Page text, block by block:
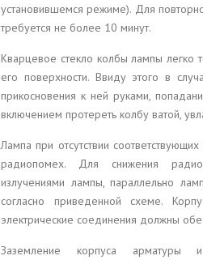
установившемся режиме). Для
требуется не более 10 минут.
Кварцевое стекло колбы лампы легко
его поверхности. Ввиду этого в
прикосновения к ней руками,
включением протереть колбу ватой,
Лампа при отсутствии
радиопомех. Для снижения
излучениями лампы, параллельно
согласно приведенной схеме.
электрические соединения должны
Заземление корпуса арматуры